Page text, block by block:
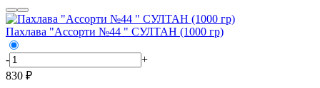
Пахлава "Ассорти №44 " СУЛТАН (1000 гр)
-
+
830 ₽